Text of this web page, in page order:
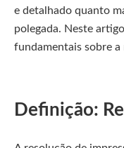
e detalhado quanto
polegada. Neste
fundamentais sobre a
Definição: